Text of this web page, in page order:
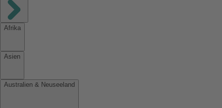
Afrika
Asien
Australien & Neuseeland